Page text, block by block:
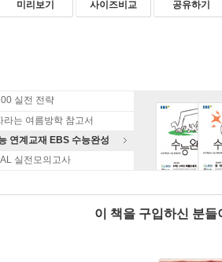
미리보기 사이즈비교 공유하기
실전 전략
라는 여름방학 참고서
연계교재 EBS 수능완성
실전모의고사
이 책을 구입하신 분